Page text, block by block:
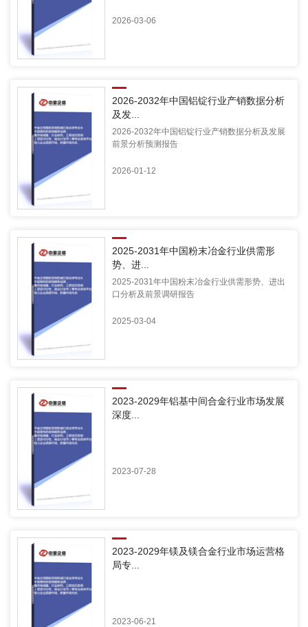
2026-03-06
2026-2032年中国铝锭行业产销数据分析
及发...
2026-2032年中国铝锭行业产销数据分析及发展
前景分析预测报告
2026-01-12
2025-2031年中国粉末冶金行业供需形
势、进...
2025-2031年中国粉末冶金行业供需形势、进出
口分析及前景调研报告
2025-03-04
2023-2029年铝基中间合金行业市场发展
深度...
2023-07-28
2023-2029年镁及镁合金行业市场运营格
局专...
2023-06-21